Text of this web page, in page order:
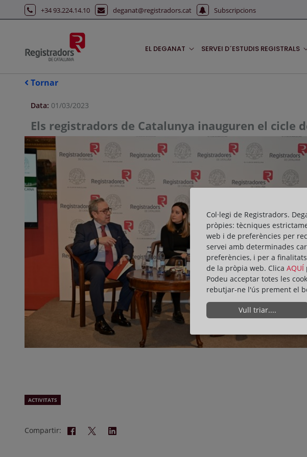
Salta al contingut principal
+34 93.224.14.10 deganat@registradors.cat Subscripcions
EL DEGANAT SERVEI D´ESTUDIS REGISTRALS
Tornar
Data: 01/03/2023
Els registradors de Catalunya inauguren el cicle
ACTIVITATS
Compartir:
Col·legi de Registradors.
pròpies: tècniques
web i de preferències per
servei amb determinades
preferències, i per a
de la pròpia web. Clica AQUÍ
Podeu acceptar totes les
rebutjar-ne l'ús prement el
Vull triar....